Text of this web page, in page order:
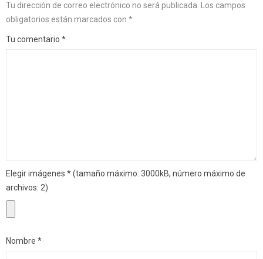
Tu dirección de correo electrónico no será publicada.
Los campos
obligatorios están marcados con *
Tu comentario *
Elegir imágenes *(tamaño máximo: 3000kB, número máximo de
archivos: 2)
Nombre *